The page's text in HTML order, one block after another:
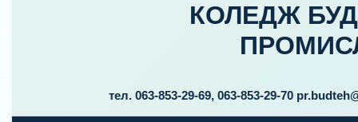
КОЛЕДЖ
30 тел. 063-853-29-69, 063-853-29-70